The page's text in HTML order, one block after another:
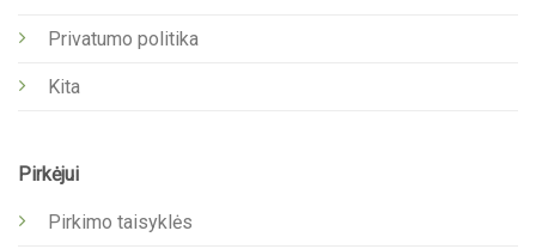
Privatumo politika
Kita
Pirkėjui
Pirkimo taisyklės